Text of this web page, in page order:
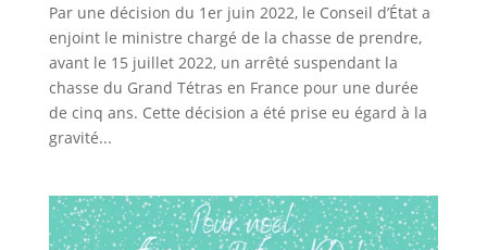
Par une décision du 1er juin 2022, le Conseil d’État a
enjoint le ministre chargé de la chasse de prendre,
avant le 15 juillet 2022, un arrêté suspendant la
chasse du Grand Tétras en France pour une durée
de cinq ans. Cette décision a été prise eu égard à la
gravité...